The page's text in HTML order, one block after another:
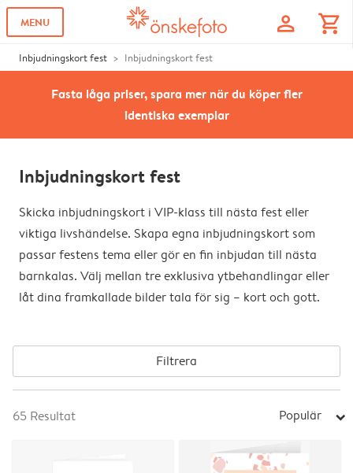
MENU profile shopping_cart
Inbjudningskort fest Inbjudningskort fest
Fasta låga priser, spara mer när du köper fler
identiska exemplar
Inbjudningskort fest
Skicka inbjudningskort i VIP-klass till nästa fest eller
viktiga livshändelse. Skapa egna inbjudningskort som
passar festens tema eller gör en fin inbjudan till nästa
barnkalas. Välj mellan tre exklusiva ytbehandlingar eller
låt dina framkallade bilder tala för sig – kort och gott.
Filtrera
65 Resultat Populär arrow_right